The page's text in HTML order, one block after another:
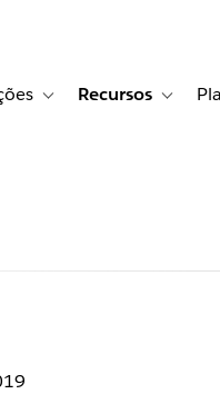
for Histórias de
Toggle sub-navigation for
Recursos Toggle